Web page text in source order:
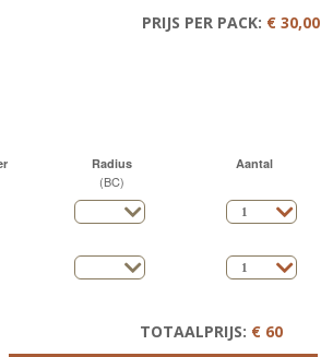
PRIJS PER PACK: € 30,00
Radius
(BC)
Aantal
TOTAALPRIJS: € 60